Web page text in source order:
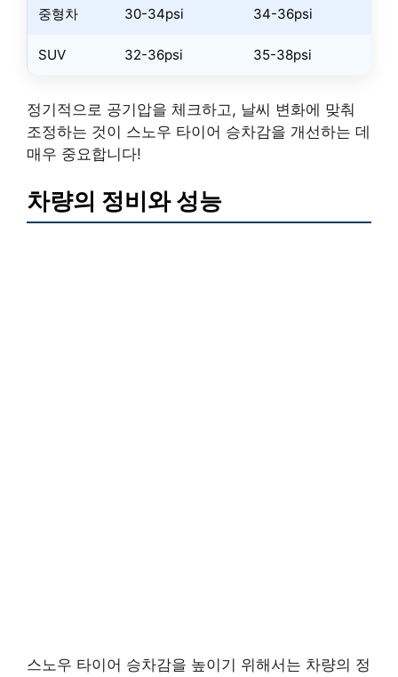
중형차 30-34psi 34-36psi
SUV 32-36psi 35-38psi
정기적으로 공기압을 체크하고, 날씨 변화에 맞춰
조정하는 것이 스노우 타이어 승차감을 개선하는 데
매우 중요합니다!
차량의 정비와 성능
스노우 타이어 승차감을 높이기 위해서는 차량의 정